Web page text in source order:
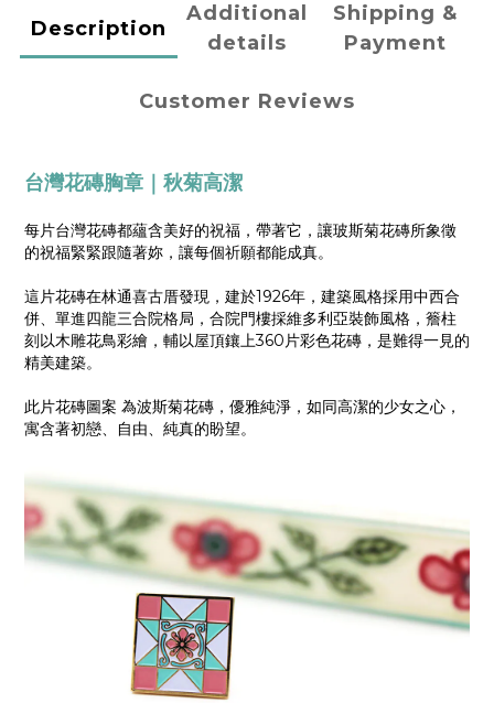
Description
Additional
details
Shipping &
Payment
Customer Reviews
台灣花磚胸章 ｜秋菊高潔
每片台灣花磚都蘊含美好的祝福，帶著它，讓玻斯菊花磚所象徵
的祝福緊緊跟隨著妳，讓每個祈願都能成真。
這片花磚在林通喜古厝發現，建於1926年，建築風格採用中西合
併、單進四龍三合院格局，合院門樓採維多利亞裝飾風格，簷柱
刻以木雕花鳥彩繪，輔以屋頂鑲上360片彩色花磚，是難得一見的
精美建築。
此片花磚圖案 為波斯菊花磚，優雅純淨，如同高潔的少女之心，
寓含著初戀、自由、純真的盼望。